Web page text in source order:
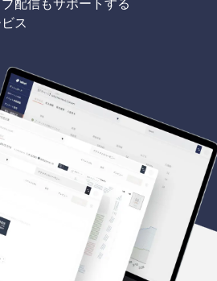
ス